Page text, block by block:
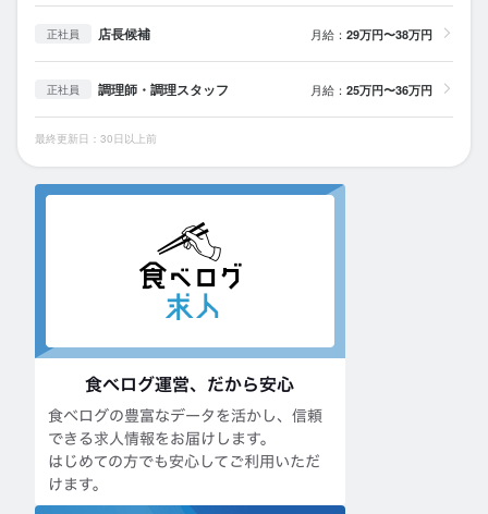
正社員 店長候補 月給： 29万円〜38万円
正社員 調理師・調理スタッフ 月給： 25万円〜36万円
最終更新日：30日以上前